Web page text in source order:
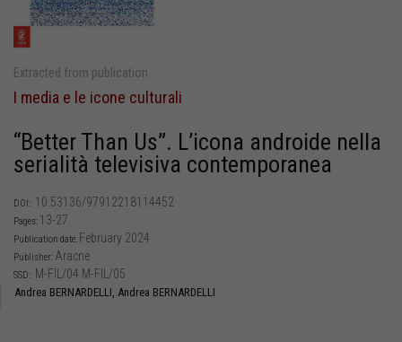
Extracted from publication
I media e le icone culturali
“Better Than Us”. L’icona androide nella
serialità televisiva contemporanea
DOI: 10.53136/97912218114452
Pages: 13-27
Publication date: February 2024
Publisher: Aracne
SSD: M-FIL/04 M-FIL/05
Andrea BERNARDELLI, Andrea BERNARDELLI